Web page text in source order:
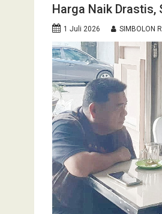
Harga Naik Drastis,
1 Juli 2026 SIMBOLON